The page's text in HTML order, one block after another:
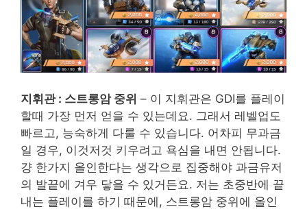
지휘관 : 스트롱암 중위 – 이 지휘관은 GDI를 플레이
할때 가장 먼저 얻을 수 있는데요. 그래서 레벨업도
빠르고, 능숙하게 다룰 수 있습니다. 어차피 무과금
일 경우, 이것저것 키우려고 욕심을 내면 안됩니다.
걍 한가지 올인한다는 생각으로 집중해야 과금유저
의 발끝에 겨우 닿을 수 있거든요. 저는 초중반에 끝
내는 플레이를 하기 때문에, 스트롱암 중위에 올인